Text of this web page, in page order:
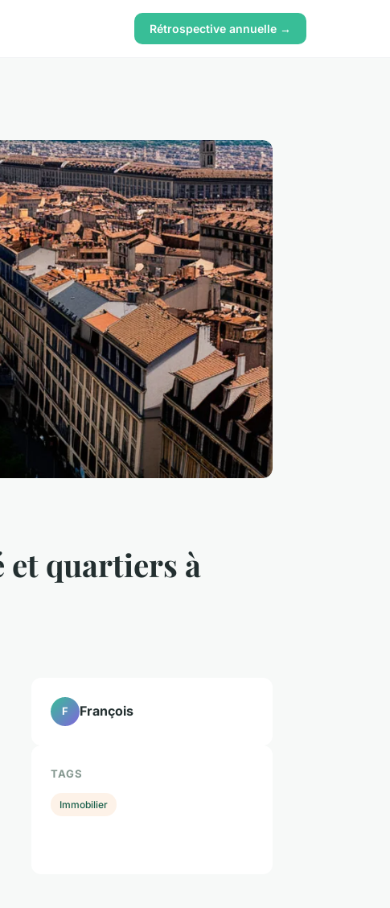
Rétrospective annuelle →
quartiers à
F François
TAGS
Immobilier